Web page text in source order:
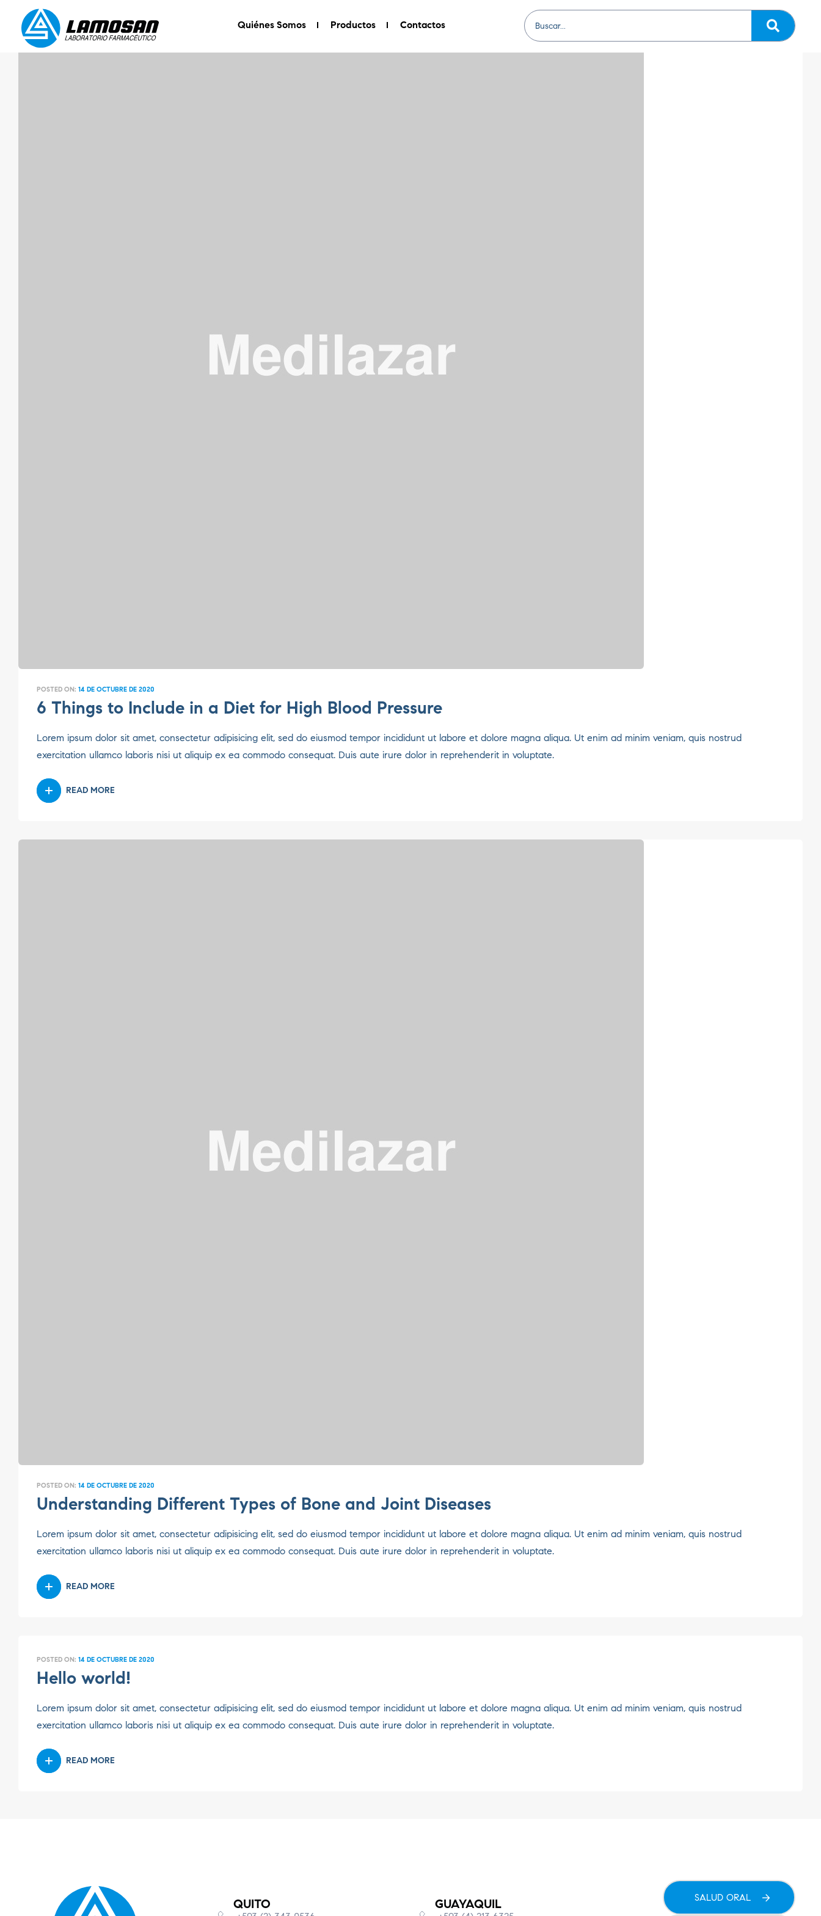
Quiénes Somos Productos Contactos
POSTED ON: 14 DE OCTUBRE DE 2020
6 Things to Include in a Diet for High Blood Pressure
Lorem ipsum dolor sit amet, consectetur adipisicing elit, sed do eiusmod tempor incididunt ut labore et dolore magna aliqua. Ut enim ad minim veniam, quis nostrud
exercitation ullamco laboris nisi ut aliquip ex ea commodo consequat. Duis aute irure dolor in reprehenderit in voluptate.
READ MORE
POSTED ON: 14 DE OCTUBRE DE 2020
Understanding Different Types of Bone and Joint Diseases
Lorem ipsum dolor sit amet, consectetur adipisicing elit, sed do eiusmod tempor incididunt ut labore et dolore magna aliqua. Ut enim ad minim veniam, quis nostrud
exercitation ullamco laboris nisi ut aliquip ex ea commodo consequat. Duis aute irure dolor in reprehenderit in voluptate.
READ MORE
POSTED ON: 14 DE OCTUBRE DE 2020
Hello world!
Lorem ipsum dolor sit amet, consectetur adipisicing elit, sed do eiusmod tempor incididunt ut labore et dolore magna aliqua. Ut enim ad minim veniam, quis nostrud
exercitation ullamco laboris nisi ut aliquip ex ea commodo consequat. Duis aute irure dolor in reprehenderit in voluptate.
READ MORE
QUITO GUAYAQUIL SALUD ORAL